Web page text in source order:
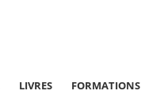
LIVRES FORMATIONS